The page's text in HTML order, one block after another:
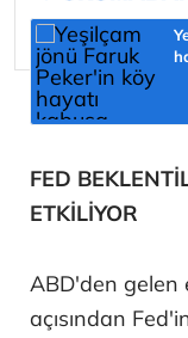
FED
ETKİLİYOR
ABD'den gelen
açısından